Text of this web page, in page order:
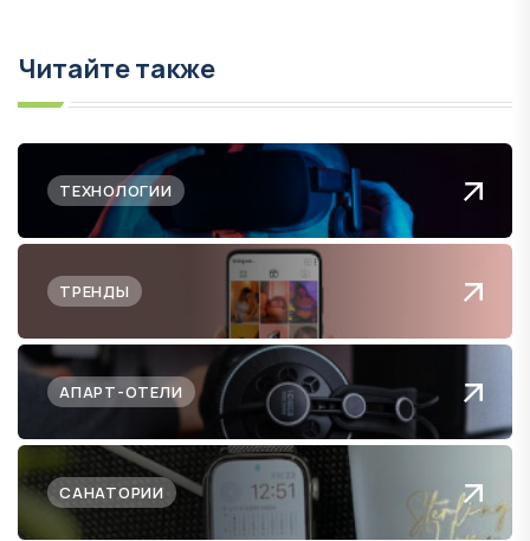
Читайте также
ТЕХНОЛОГИИ
ТРЕНДЫ
АПАРТ-ОТЕЛИ
САНАТОРИИ